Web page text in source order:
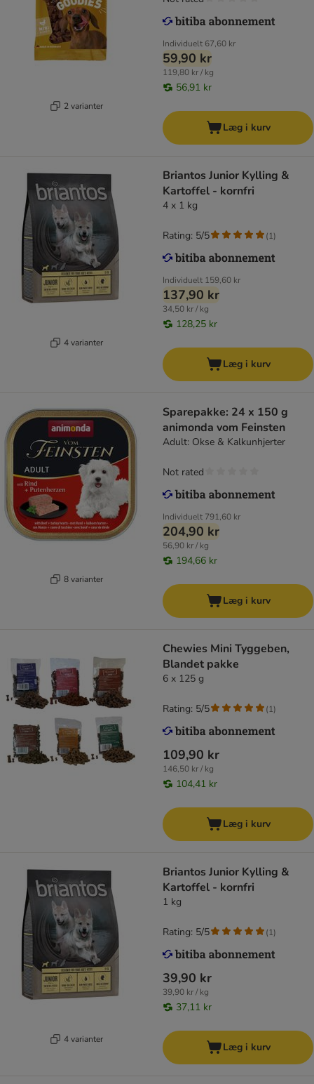
2 varianter
Individuelt 67,60 kr
59,90 kr
119,80 kr / kg
56,91 kr
Læg i kurv
4 varianter
Briantos Junior Kylling &
Kartoffel - kornfri
4 x 1 kg
Individuelt 159,60 kr
137,90 kr
34,50 kr / kg
128,25 kr
Rating: 5/5 (1)
Læg i kurv
8 varianter
Sparepakke: 24 x 150 g
animonda vom Feinsten
Adult: Okse & Kalkunhjerter
Individuelt 791,60 kr
204,90 kr
56,90 kr / kg
194,66 kr
Not rated
Læg i kurv
Chewies Mini Tyggeben,
Blandet pakke
6 x 125 g
109,90 kr
146,50 kr / kg
104,41 kr
Rating: 5/5 (1)
Læg i kurv
4 varianter
Briantos Junior Kylling &
Kartoffel - kornfri
1 kg
39,90 kr
39,90 kr / kg
37,11 kr
Rating: 5/5 (1)
Læg i kurv